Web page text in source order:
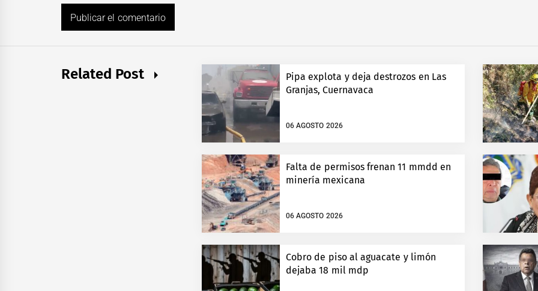
Related Post
Pipa explota y deja destrozos en Las
Granjas, Cuernavaca
06 AGOSTO 2026
Falta de permisos frenan 11 mmdd en
minería mexicana
06 AGOSTO 2026
Cobro de piso al aguacate y limón
dejaba 18 mil mdp